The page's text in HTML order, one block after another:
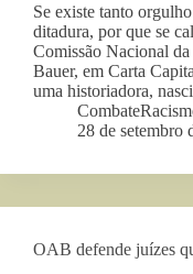
Se existe tanto
ditadura, por que se
Comissão Nacional
Bauer, em Carta
uma historiadora,
28 de setembro
OAB defende juízes